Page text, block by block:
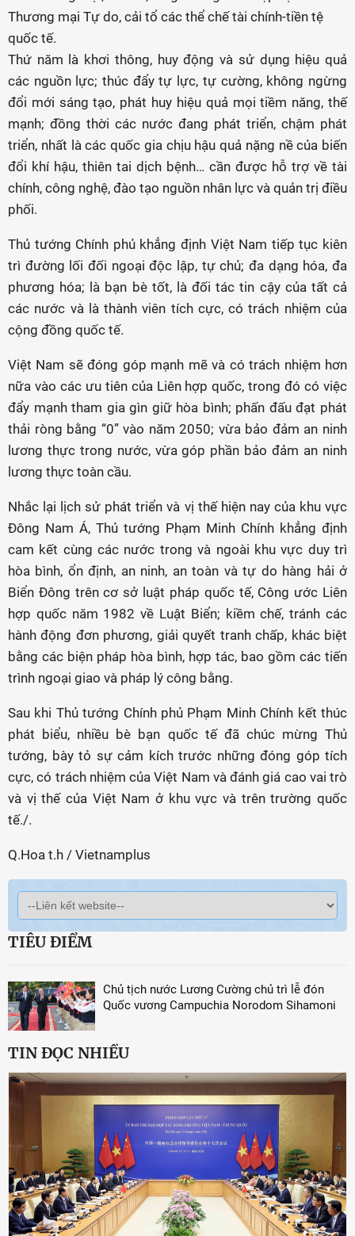
Thương mại Tự do, cải tổ các thể chế tài chính-tiền tệ
quốc tế.
Thứ năm là khơi thông, huy động và sử dụng hiệu quả
các nguồn lực; thúc đẩy tự lực, tự cường, không ngừng
đổi mới sáng tạo, phát huy hiệu quả mọi tiềm năng, thế
mạnh; đồng thời các nước đang phát triển, chậm phát
triển, nhất là các quốc gia chịu hậu quả nặng nề của biến
đổi khí hậu, thiên tai dịch bệnh… cần được hỗ trợ về tài
chính, công nghệ, đào tạo nguồn nhân lực và quản trị điều
phối.
Thủ tướng Chính phủ khẳng định Việt Nam tiếp tục kiên
trì đường lối đối ngoại độc lập, tự chủ; đa dạng hóa, đa
phương hóa; là bạn bè tốt, là đối tác tin cậy của tất cả
các nước và là thành viên tích cực, có trách nhiệm của
cộng đồng quốc tế.
Việt Nam sẽ đóng góp mạnh mẽ và có trách nhiệm hơn
nữa vào các ưu tiên của Liên hợp quốc, trong đó có việc
đẩy mạnh tham gia gìn giữ hòa bình; phấn đấu đạt phát
thải ròng bằng “0” vào năm 2050; vừa bảo đảm an ninh
lương thực trong nước, vừa góp phần bảo đảm an ninh
lương thực toàn cầu.
Nhắc lại lịch sử phát triển và vị thế hiện nay của khu vực
Đông Nam Á, Thủ tướng Phạm Minh Chính khẳng định
cam kết cùng các nước trong và ngoài khu vực duy trì
hòa bình, ổn định, an ninh, an toàn và tự do hàng hải ở
Biển Đông trên cơ sở luật pháp quốc tế, Công ước Liên
hợp quốc năm 1982 về Luật Biển; kiềm chế, tránh các
hành động đơn phương, giải quyết tranh chấp, khác biệt
bằng các biện pháp hòa bình, hợp tác, bao gồm các tiến
trình ngoại giao và pháp lý công bằng.
Sau khi Thủ tướng Chính phủ Phạm Minh Chính kết thúc
phát biểu, nhiều bè bạn quốc tế đã chúc mừng Thủ
tướng, bày tỏ sự cảm kích trước những đóng góp tích
cực, có trách nhiệm của Việt Nam và đánh giá cao vai trò
và vị thế của Việt Nam ở khu vực và trên trường quốc
tế./.
Q.Hoa t.h / Vietnamplus
TIÊU ĐIỂM
Chủ tịch nước Lương Cường chủ trì lễ đón
Quốc vương Campuchia Norodom Sihamoni
TIN ĐỌC NHIỀU